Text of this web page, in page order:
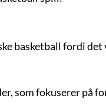
basketball fordi
som fokuserer på